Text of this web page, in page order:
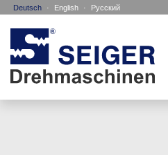
Deutsch · English · Русский